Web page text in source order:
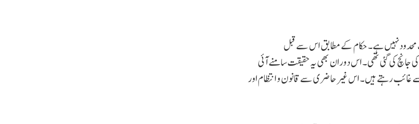
محدود نہیں ہے۔ حکام کے مطابق اس سے قبل
اور حاضری کی جانچ کی گئی تھی۔ اس دوران بھی یہ حقیقت سامنے آئی
سے غائب رہتے ہیں۔ اس غیر حاضری سے قانون و انتظام اور